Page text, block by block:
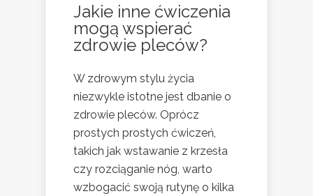
Jakie inne ćwiczenia
mogą wspierać
zdrowie pleców?
W zdrowym stylu życia
niezwykle istotne jest dbanie o
zdrowie pleców. Oprócz
prostych prostych ćwiczeń,
takich jak wstawanie z krzesła
czy rozciąganie nóg, warto
wzbogacić swoją rutynę o kilka